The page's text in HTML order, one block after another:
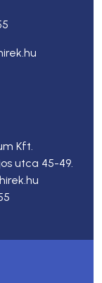
Kft.
utca 45-49.